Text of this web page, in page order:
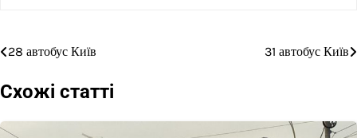
Навігація
записів
28 автобус Київ 31 автобус Київ
Схожі статті